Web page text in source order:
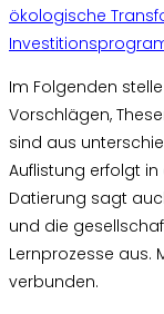
ökologische
Im Folgenden
Vorschlägen,
sind aus
Auflistung erfolgt
Datierung sagt
und die
Lernprozesse aus.
verbunden.